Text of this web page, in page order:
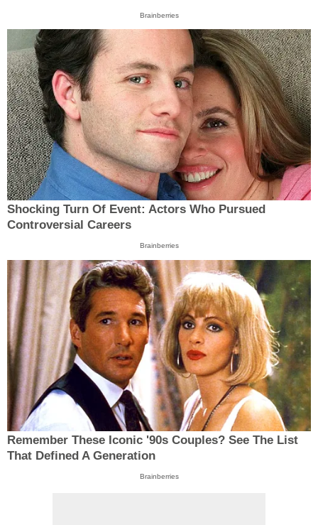
Brainberries
Shocking Turn Of Event: Actors Who Pursued
Controversial Careers
Brainberries
Remember These Iconic '90s Couples? See The List
That Defined A Generation
Brainberries